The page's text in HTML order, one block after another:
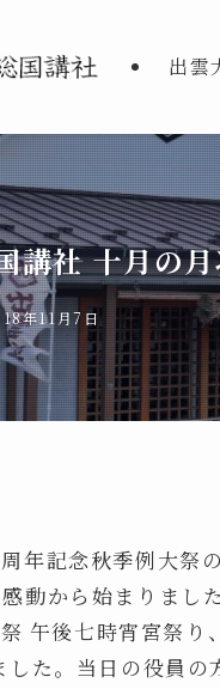
出雲
講社 十月の
年11月7日
年記念秋季例大祭
動から始まりまし
午後七時宵宮祭
た。当日の役員の